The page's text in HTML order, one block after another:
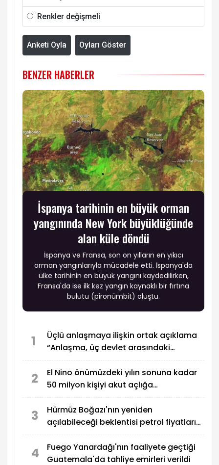
Renkler değişmeli
Anketi Oyla Oyları Göster
BENZER HABERLER
İspanya tarihinin en büyük orman
yangınında New York büyüklüğünde
alan küle döndü
İspanya ve Fransa, son on yılların en yıkıcı
orman yangınlarıyla mücadele etti. İspanya'da
ülke tarihinin en büyük yangını kaydedilirken,
Fransa'da ise ilk kez yangın kaynaklı bir fırtına
bulutu (pironümbit) oluştu.
1
Üçlü anlaşmaya ilişkin ortak açıklama
“Anlaşma, üç devlet arasındaki
öngörüyor"
2
El Nino önümüzdeki yılın sonuna kadar
50 milyon kişiyi akut açlığa
3
Hürmüz Boğazı'nın yeniden
açılabileceği beklentisi petrol fiyatlarını
4
Fuego Yanardağı'nın faaliyete geçtiği
Guatemala'da tahliye emirleri verildi